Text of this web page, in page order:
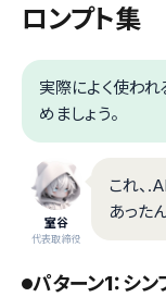
ロンプト集
実際によく使われ
めましょう。
室谷
代表取締役
これ、
あった
パターン1：シ